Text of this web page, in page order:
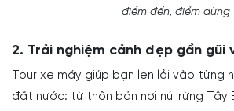
điểm đến, điểm dừng
2. Trải nghiệm cảnh đẹp gần gũi
Tour xe máy giúp bạn len lỏi vào từng
đất nước: từ thôn bản nơi núi rừng Tây